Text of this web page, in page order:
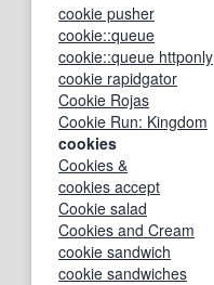
cookie pusher
cookie::queue
cookie::queue httponly
cookie rapidgator
Cookie Rojas
Cookie Run: Kingdom
cookies
Cookies &
cookies accept
Cookie salad
Cookies and Cream
cookie sandwich
cookie sandwiches